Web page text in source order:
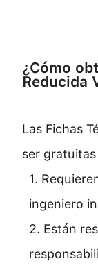
¿Cómo
Reducida
Las Fichas
ser
1.
ingeniero
2. Están